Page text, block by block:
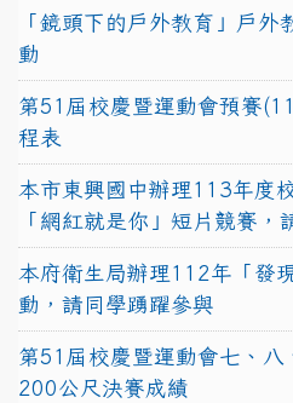
「鏡頭下的戶外教育」戶外
動
第51屆校慶暨運動會預賽
程表
本市東興國中辦理113年度
「網紅就是你」短片競賽，
本府衛生局辦理112年「發
動，請同學踴躍參與
第51屆校慶暨運動會七、八
200公尺決賽成績